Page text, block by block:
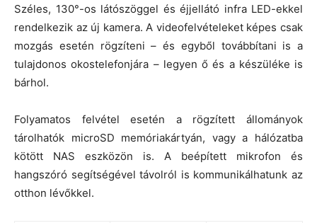
Széles, 130°-os látószöggel és éjjellátó infra LED-ekkel
rendelkezik az új kamera. A videofelvételeket képes csak
mozgás esetén rögzíteni – és egyből továbbítani is a
tulajdonos okostelefonjára – legyen ő és a készüléke is
bárhol.
Folyamatos felvétel esetén a rögzített állományok
tárolhatók microSD memóriakártyán, vagy a hálózatba
kötött NAS eszközön is. A beépített mikrofon és
hangszóró segítségével távolról is kommunikálhatunk az
otthon lévőkkel.